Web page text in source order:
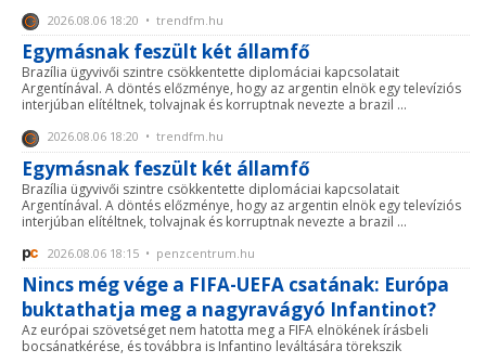
2026.08.06 18:20 • trendfm.hu
Egymásnak feszült két államfő
Brazília ügyvivői szintre csökkentette diplomáciai kapcsolatait
Argentínával. A döntés előzménye, hogy az argentin elnök egy televíziós
interjúban elítéltnek, tolvajnak és korruptnak nevezte a brazil ...
2026.08.06 18:20 • trendfm.hu
Egymásnak feszült két államfő
Brazília ügyvivői szintre csökkentette diplomáciai kapcsolatait
Argentínával. A döntés előzménye, hogy az argentin elnök egy televíziós
interjúban elítéltnek, tolvajnak és korruptnak nevezte a brazil ...
2026.08.06 18:15 • penzcentrum.hu
Nincs még vége a FIFA-UEFA csatának: Európa
buktathatja meg a nagyravágyó Infantinot?
Az európai szövetséget nem hatotta meg a FIFA elnökének írásbeli
bocsánatkérése, és továbbra is Infantino leváltására törekszik